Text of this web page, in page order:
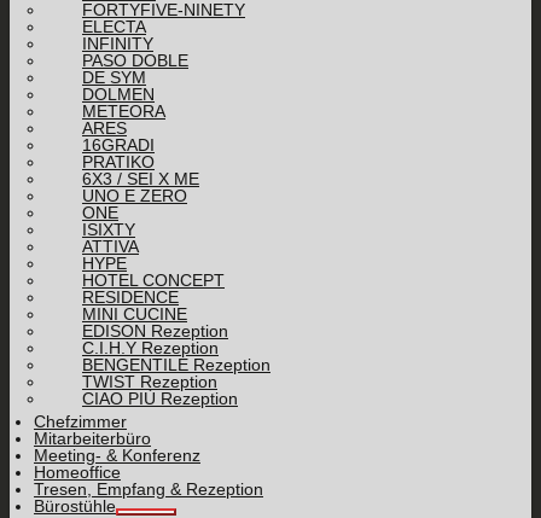
FORTYFIVE-NINETY
ELECTA
INFINITY
PASO DOBLE
DE SYM
DOLMEN
METEORA
ARES
16GRADI
PRATIKO
6X3 / SEI X ME
UNO E ZERO
ONE
ISIXTY
ATTIVA
HYPE
HOTEL CONCEPT
RESIDENCE
MINI CUCINE
EDISON Rezeption
C.I.H.Y Rezeption
BENGENTILE Rezeption
TWIST Rezeption
CIAO PIÙ Rezeption
Chefzimmer
Mitarbeiterbüro
Meeting- & Konferenz
Homeoffice
Tresen, Empfang & Rezeption
Bürostühle